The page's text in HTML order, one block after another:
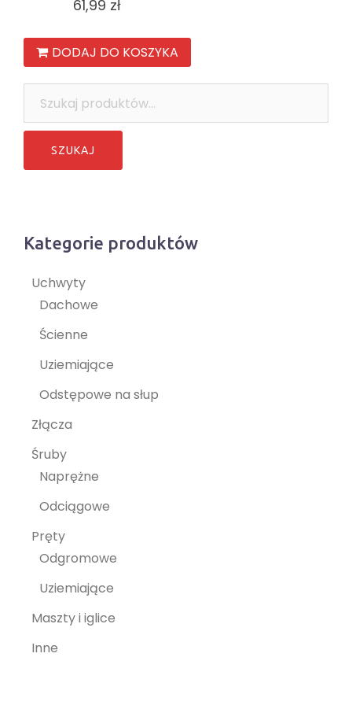
61,99 zł
DODAJ DO KOSZYKA
Kategorie produktów
Uchwyty
Dachowe
Ścienne
Uziemiające
Odstępowe na słup
Złącza
Śruby
Naprężne
Odciągowe
Pręty
Odgromowe
Uziemiające
Maszty i iglice
Inne